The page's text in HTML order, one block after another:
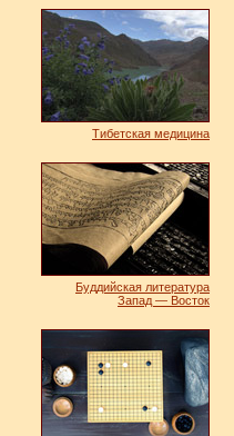
Тибетская медицина
Буддийская литература
Запад — Восток